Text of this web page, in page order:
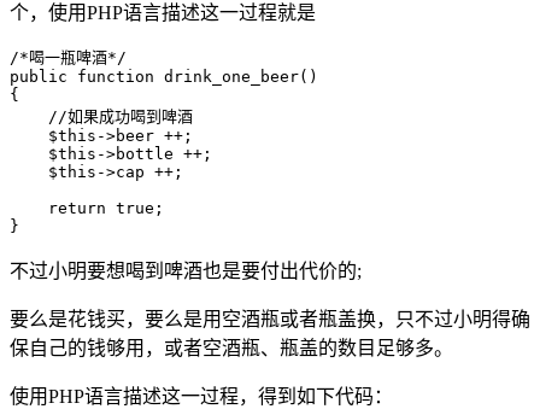
个，使用PHP语言描述这一过程就是
/*喝一瓶啤酒*/
public function drink_one_beer()
{
//如果成功喝到啤酒
$this->beer ++;
$this->bottle ++;
$this->cap ++;
return true;
}
不过小明要想喝到啤酒也是要付出代价的;
要么是花钱买，要么是用空酒瓶或者瓶盖换，只不过小明得确
保自己的钱够用，或者空酒瓶、瓶盖的数目足够多。
使用PHP语言描述这一过程，得到如下代码：